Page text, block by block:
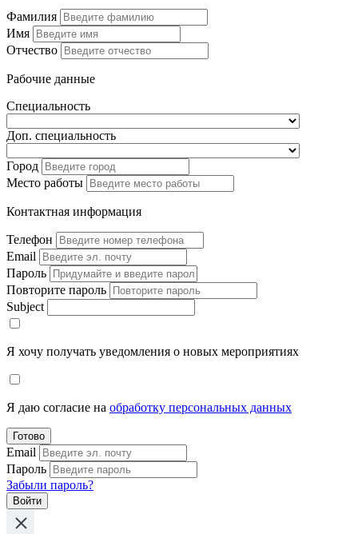
Фамилия
Имя
Отчество
Рабочие данные
Специальность
Доп. специальность
Город
Место работы
Контактная информация
Телефон
Email
Пароль
Повторите пароль
Subject
Я хочу получать уведомления о новых мероприятиях
Я даю согласие на обработку персональных данных
Готово
Email
Пароль
Забыли пароль?
Войти